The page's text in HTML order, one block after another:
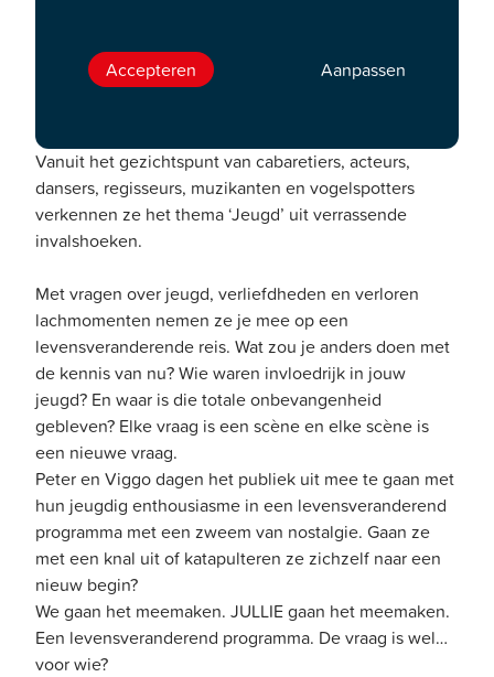
allemaal voorbij. Met humor en zelfspot gaan ze op
zoek naar wat anders had kunnen zijn.
door hun favoriete collega’s en bevlogen vakidioten.
Vanuit het gezichtspunt van cabaretiers, acteurs,
dansers, regisseurs, muzikanten en vogelspotters
verkennen ze het thema ‘Jeugd’ uit verrassende
invalshoeken.
Met vragen over jeugd, verliefdheden en verloren
lachmomenten nemen ze je mee op een
levensveranderende reis. Wat zou je anders doen met
de kennis van nu? Wie waren invloedrijk in jouw
jeugd? En waar is die totale onbevangenheid
gebleven? Elke vraag is een scène en elke scène is
een nieuwe vraag.
Peter en Viggo dagen het publiek uit mee te gaan met
hun jeugdig enthousiasme in een levensveranderend
programma met een zweem van nostalgie. Gaan ze
met een knal uit of katapulteren ze zichzelf naar een
nieuw begin?
We gaan het meemaken. JULLIE gaan het meemaken.
Een levensveranderend programma. De vraag is wel…
voor wie?
Accepteren Aanpassen